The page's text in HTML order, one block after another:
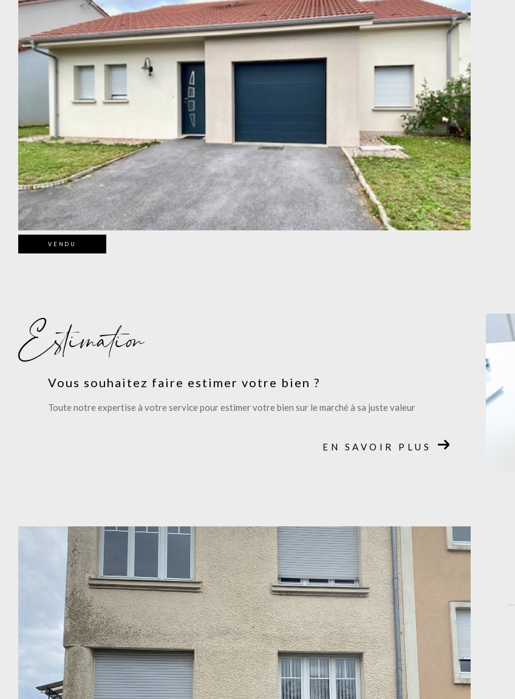
VENDU
Estimation
Vous souhaitez faire estimer votre bien ?
Toute notre expertise à votre service pour estimer votre bien sur le marché à sa juste valeur
EN SAVOIR PLUS